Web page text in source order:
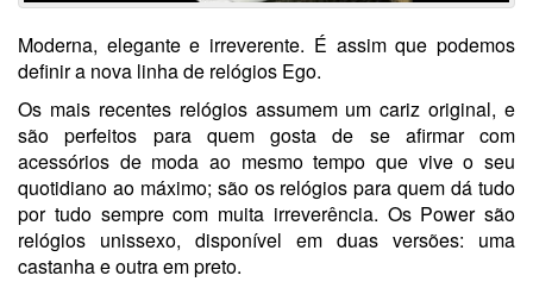
Moderna, elegante e irreverente. É assim que podemos
definir a nova linha de relógios Ego.
Os mais recentes relógios assumem um cariz original, e
são perfeitos para quem gosta de se afirmar com
acessórios de moda ao mesmo tempo que vive o seu
quotidiano ao máximo; são os relógios para quem dá tudo
por tudo sempre com muita irreverência. Os Power são
relógios unissexo, disponível em duas versões: uma
castanha e outra em preto.